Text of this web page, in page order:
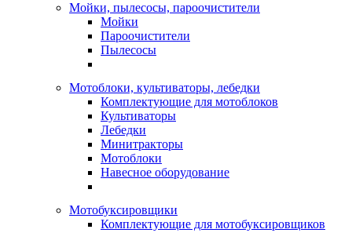
Мойки, пылесосы, пароочистители
Мойки
Пароочистители
Пылесосы
Мотоблоки, культиваторы, лебедки
Комплектующие для мотоблоков
Культиваторы
Лебедки
Минитракторы
Мотоблоки
Навесное оборудование
Мотобуксировщики
Комплектующие для мотобуксировщиков